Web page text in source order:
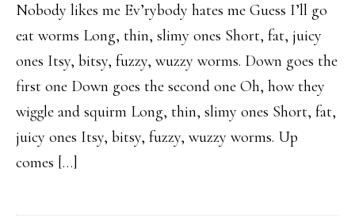
Nobody likes me Ev’rybody hates me Guess I’ll go
eat worms Long, thin, slimy ones Short, fat, juicy
ones Itsy, bitsy, fuzzy, wuzzy worms. Down goes the
first one Down goes the second one Oh, how they
wiggle and squirm Long, thin, slimy ones Short, fat,
juicy ones Itsy, bitsy, fuzzy, wuzzy worms. Up
comes […]